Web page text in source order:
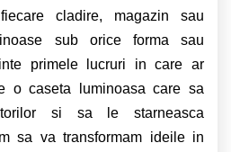
cladire, magazin sau
sub orice forma sau
primele lucruri in care ar
o caseta luminoasa care sa
si sa le starneasca
sa va transformam ideile in